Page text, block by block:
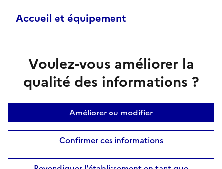
Accueil et équipement
Voulez-vous améliorer la
qualité des informations ?
Améliorer ou modifier
Confirmer ces informations